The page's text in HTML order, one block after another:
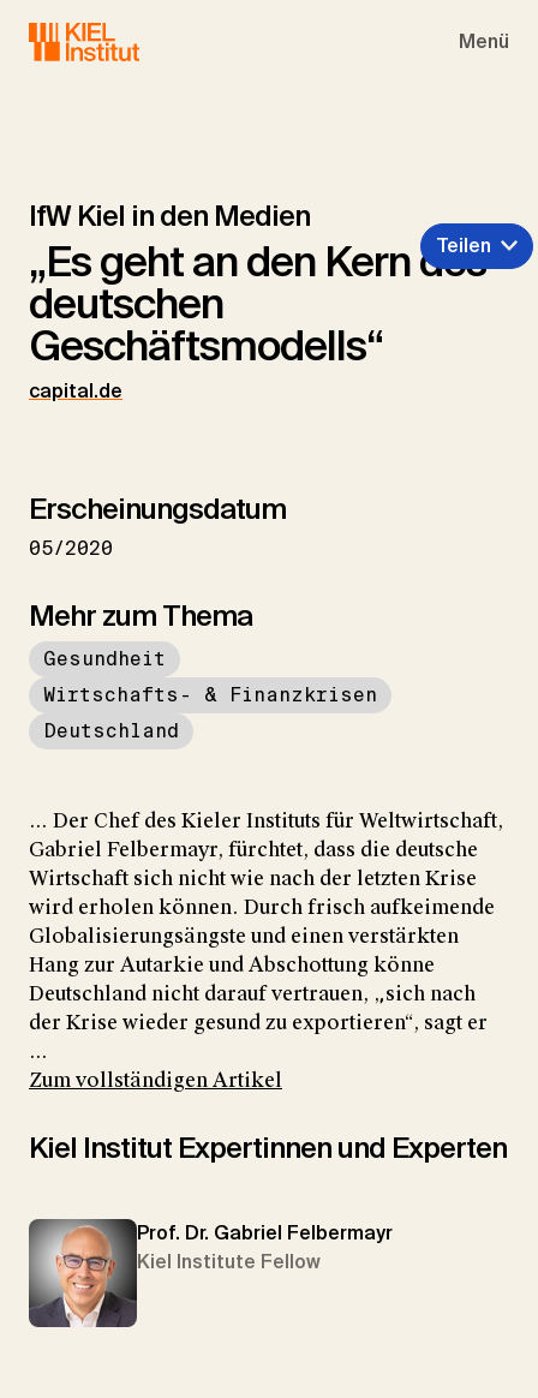
Menü
IfW Kiel in den Medien
„Es geht an den Kern des
deutschen
Geschäftsmodells“
capital.de
Teilen
Erscheinungsdatum
05/2020
Mehr zum Thema
Gesundheit
Wirtschafts- & Finanzkrisen
Deutschland
... Der Chef des Kieler Instituts für Weltwirtschaft,
Gabriel Felbermayr, fürchtet, dass die deutsche
Wirtschaft sich nicht wie nach der letzten Krise
wird erholen können. Durch frisch aufkeimende
Globalisierungsängste und einen verstärkten
Hang zur Autarkie und Abschottung könne
Deutschland nicht darauf vertrauen, „sich nach
der Krise wieder gesund zu exportieren“, sagt er
...
Zum vollständigen Artikel
Kiel Institut Expertinnen und Experten
Prof. Dr. Gabriel Felbermayr
Kiel Institute Fellow